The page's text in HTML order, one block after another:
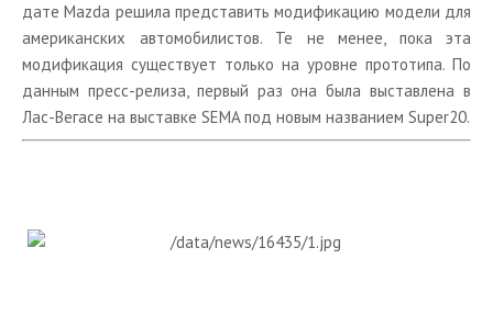
дате Mazda решила представить модификацию модели для
американских автомобилистов. Те не менее, пока эта
модификация существует только на уровне прототипа. По
данным пресс-релиза, первый раз она была выставлена в
Лас-Вегасе на выставке SEMA под новым названием Super20.